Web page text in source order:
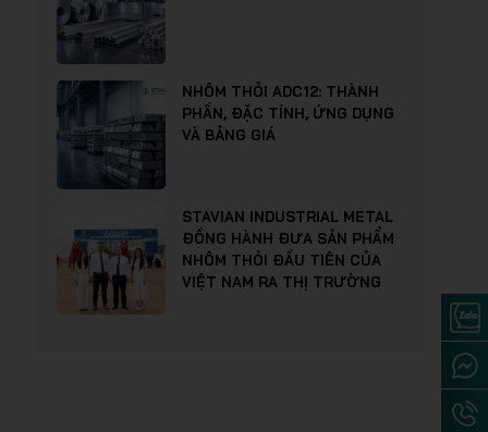
NHÔM THỎI ADC12: THÀNH
PHẦN, ĐẶC TÍNH, ỨNG DỤNG
VÀ BẢNG GIÁ
STAVIAN INDUSTRIAL METAL
ĐỒNG HÀNH ĐƯA SẢN PHẨM
NHÔM THỎI ĐẦU TIÊN CỦA
VIỆT NAM RA THỊ TRƯỜNG